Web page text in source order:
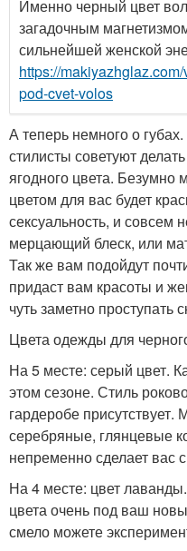
Именно черный цвет
загадочным
сильнейшей женской
https://
pod-cvet-volos
А теперь немного о
стилисты советуют
ягодного цвета.
цветом для вас будет
сексуальность, и совсем
мерцающий блеск, или
Так же вам подойдут
придаст вам красоты и
чуть заметно проступать
Цвета одежды для
На 5 месте: серый цвет.
этом сезоне. Стиль
гардеробе присутствует.
серебряные, глянцевые
непременно сделает вас
На 4 месте: цвет
цвета очень под ваш
смело можете